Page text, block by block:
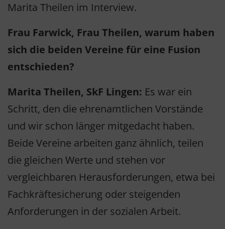
Marita Theilen im Interview.
Frau Farwick, Frau Theilen, warum haben
sich die beiden Vereine für eine Fusion
entschieden?
Marita Theilen, SkF Lingen: Es war ein
Schritt, den die ehrenamtlichen Vorstände
und wir schon länger mitgedacht haben.
Beide Vereine arbeiten ganz ähnlich, teilen
die gleichen Werte und stehen vor
vergleichbaren Herausforderungen, etwa bei
Fachkräftesicherung oder steigenden
Anforderungen in der sozialen Arbeit.